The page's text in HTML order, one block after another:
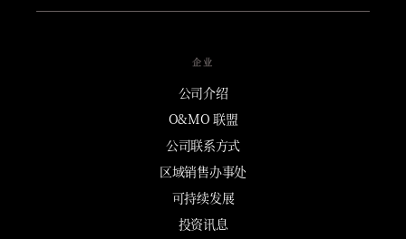
企业
公司介绍
O&MO 联盟
公司联系方式
区域销售办事处
可持续发展
投资讯息